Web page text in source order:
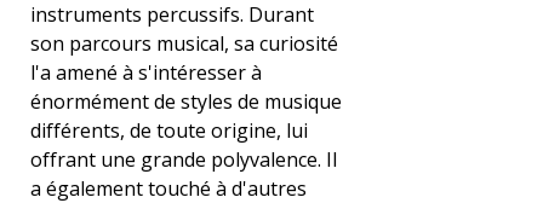
instruments percussifs. Durant
son parcours musical, sa curiosité
l'a amené à s'intéresser à
énormément de styles de musique
différents, de toute origine, lui
offrant une grande polyvalence. Il
a également touché à d'autres